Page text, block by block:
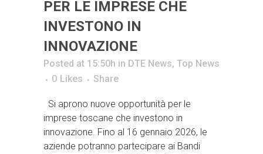
PER LE IMPRESE CHE
INVESTONO IN
INNOVAZIONE
Posted at 15:50h in DTE News, Top News
0 Likes Share
Si aprono nuove opportunità per le
imprese toscane che investono in
innovazione. Fino al 16 gennaio 2026, le
aziende potranno partecipare ai Bandi